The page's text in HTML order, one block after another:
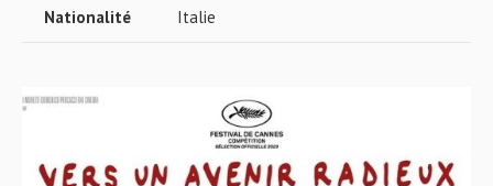
Nationalité Italie